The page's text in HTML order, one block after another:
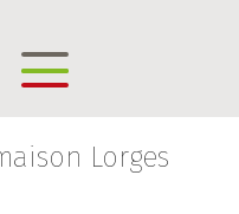
Lorges